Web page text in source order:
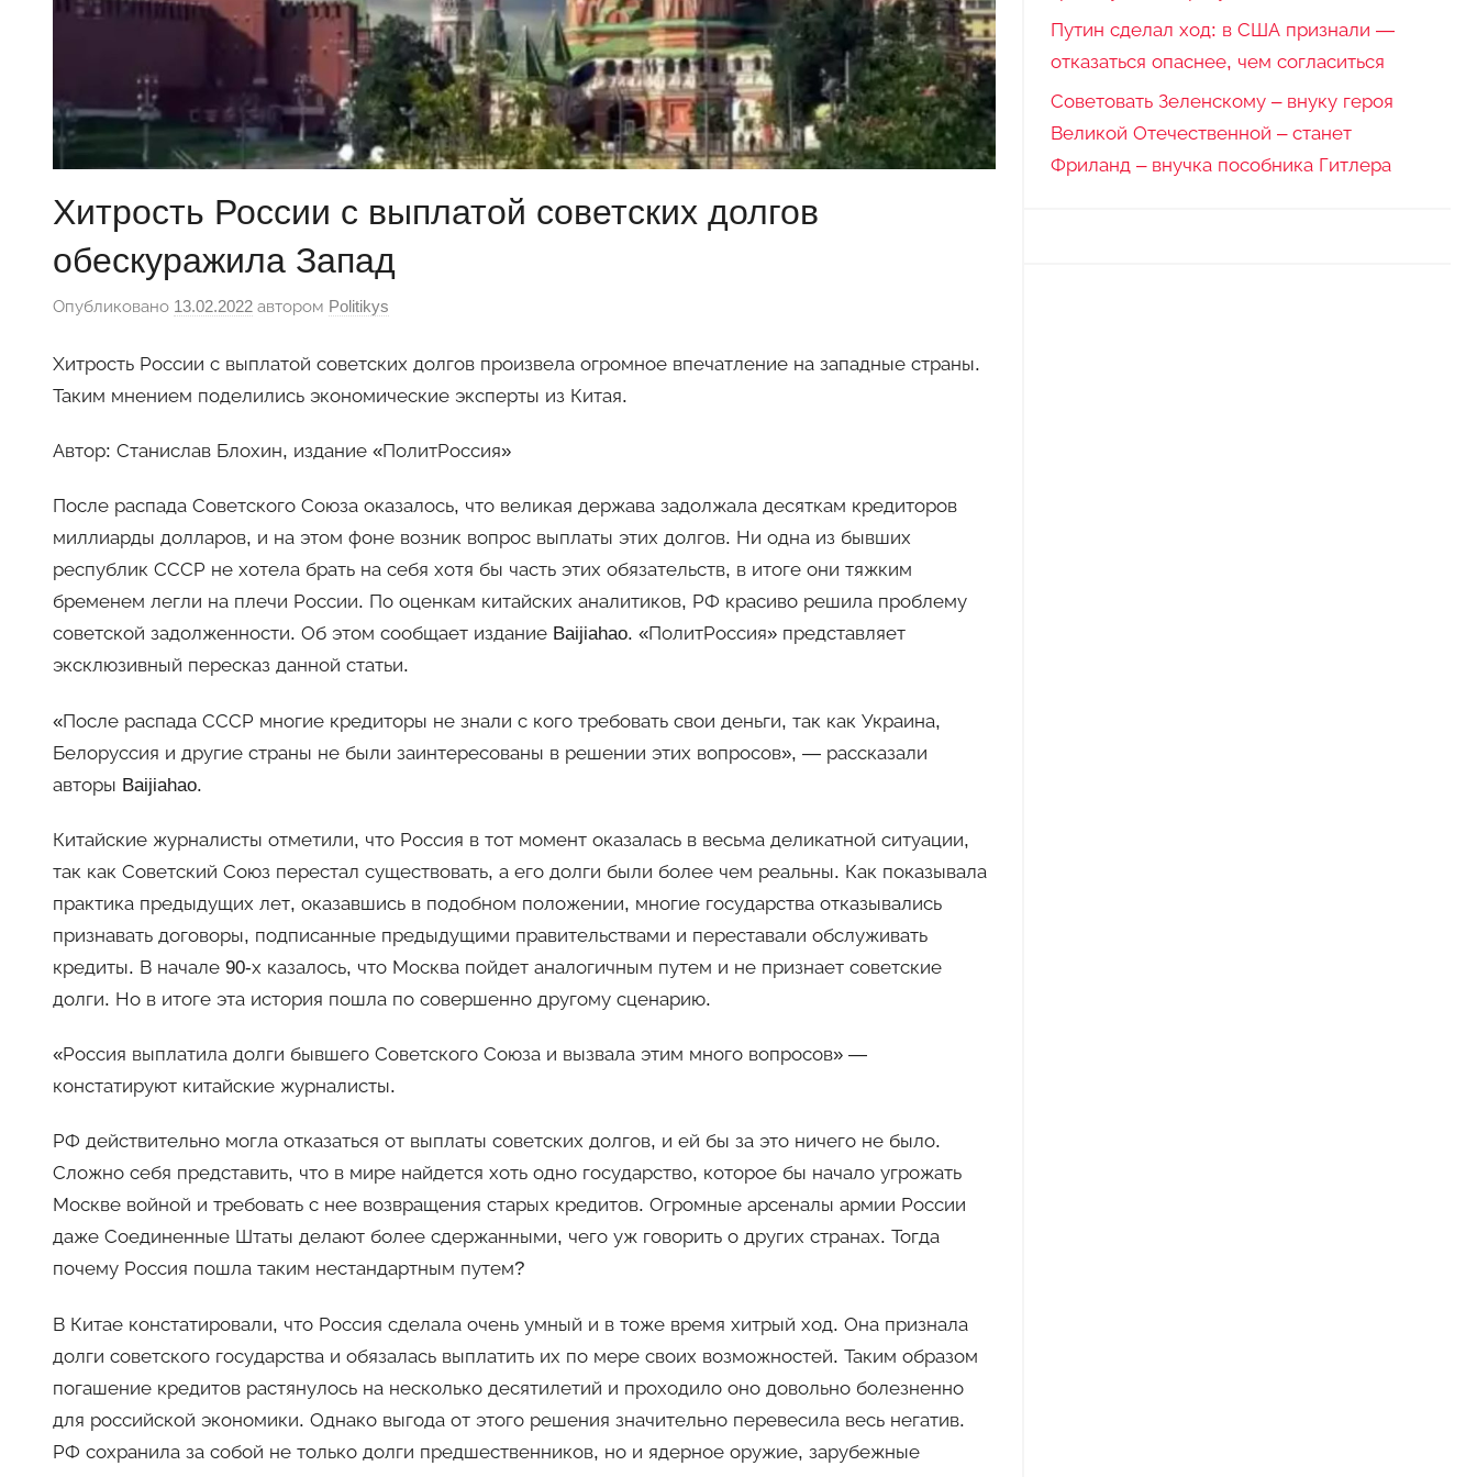
Хитрость России с выплатой советских долгов
обескуражила Запад
Опубликовано 13.02.2022 автором Politikys
Хитрость России с выплатой советских долгов произвела огромное впечатление на западные страны.
Таким мнением поделились экономические эксперты из Китая.
Автор: Станислав Блохин, издание «ПолитРоссия»
После распада Советского Союза оказалось, что великая держава задолжала десяткам кредиторов
миллиарды долларов, и на этом фоне возник вопрос выплаты этих долгов. Ни одна из бывших
республик СССР не хотела брать на себя хотя бы часть этих обязательств, в итоге они тяжким
бременем легли на плечи России. По оценкам китайских аналитиков, РФ красиво решила проблему
советской задолженности. Об этом сообщает издание Baijiahao. «ПолитРоссия» представляет
эксклюзивный пересказ данной статьи.
«После распада СССР многие кредиторы не знали с кого требовать свои деньги, так как Украина,
Белоруссия и другие страны не были заинтересованы в решении этих вопросов», — рассказали
авторы Baijiahao.
Китайские журналисты отметили, что Россия в тот момент оказалась в весьма деликатной ситуации,
так как Советский Союз перестал существовать, а его долги были более чем реальны. Как показывала
практика предыдущих лет, оказавшись в подобном положении, многие государства отказывались
признавать договоры, подписанные предыдущими правительствами и переставали обслуживать
кредиты. В начале 90-х казалось, что Москва пойдет аналогичным путем и не признает советские
долги. Но в итоге эта история пошла по совершенно другому сценарию.
«Россия выплатила долги бывшего Советского Союза и вызвала этим много вопросов» —
констатируют китайские журналисты.
РФ действительно могла отказаться от выплаты советских долгов, и ей бы за это ничего не было.
Сложно себя представить, что в мире найдется хоть одно государство, которое бы начало угрожать
Москве войной и требовать с нее возвращения старых кредитов. Огромные арсеналы армии России
даже Соединенные Штаты делают более сдержанными, чего уж говорить о других странах. Тогда
почему Россия пошла таким нестандартным путем?
В Китае констатировали, что Россия сделала очень умный и в тоже время хитрый ход. Она признала
долги советского государства и обязалась выплатить их по мере своих возможностей. Таким образом
погашение кредитов растянулось на несколько десятилетий и проходило оно довольно болезненно
для российской экономики. Однако выгода от этого решения значительно перевесила весь негатив.
РФ сохранила за собой не только долги предшественников, но и ядерное оружие, зарубежные
Путин сделал ход: в США признали —
отказаться опаснее, чем согласиться
Советовать Зеленскому – внуку героя
Великой Отечественной – станет
Фриланд – внучка пособника Гитлера